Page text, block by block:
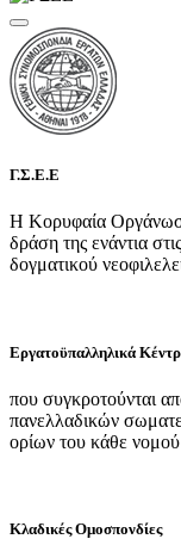
Γ.Σ.Ε.Ε
Η Κορυφαία
δράση της ενάντια
δογματικού
Εργατοϋπαλληλικά
που συγκροτούνται
πανελλαδικών
ορίων του κάθε νομού
Κλαδικές Ομοσπονδίες